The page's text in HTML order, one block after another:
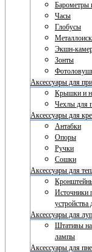
Барометры
Часы
Глобусы
Экшн-
Зонты
Аксессуары для
Крышки и
Чехлы для
Аксессуары для
Антабки
Опоры
Ручки
Сошки
Аксессуары для
Источники
устройства
Аксессуары для
Штативы
лампы
Аксессуары для